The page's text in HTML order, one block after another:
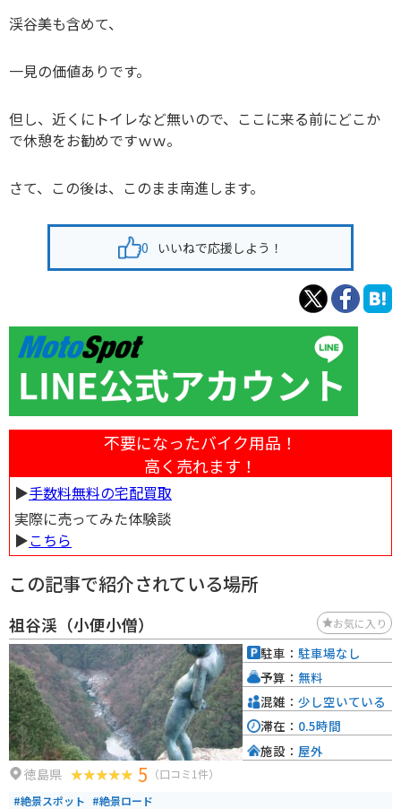
渓谷美も含めて、
一見の価値ありです。
但し、近くにトイレなど無いので、ここに来る前にどこか
で休憩をお勧めですｗｗ。
さて、この後は、このまま南進します。
0 いいねで応援しよう！
不要になったバイク用品！
高く売れます！
▶︎手数料無料の宅配買取
実際に売ってみた体験談
▶︎こちら
この記事で紹介されている場所
祖谷渓（小便小僧） お気に入り
徳島県 5 （口コミ1件）
#絶景スポット #絶景ロード
駐車： 駐車場なし
予算： 無料
混雑： 少し空いている
滞在： 0.5時間
施設： 屋外